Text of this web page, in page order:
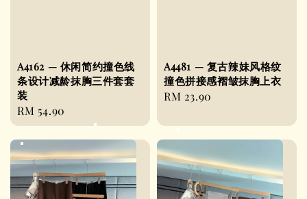
A4162 — 休闲简约撞色线
条设计减龄抹胸三件套套
装
Regular
price
RM 54.90
A4481 — 复古辣妹风格纹
撞色拼接感褶皱抹胸上衣
Regular
RM 23.90